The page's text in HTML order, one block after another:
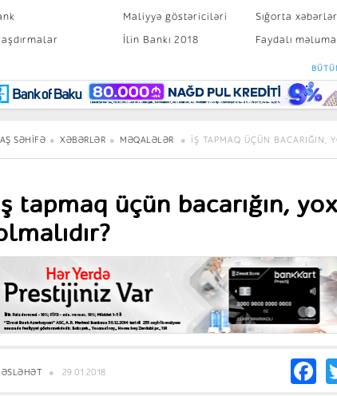
Maliyyə göstəriciləri
İlin Bankı 2018
Sığorta
Faydalı
Sığorta
SƏHIFƏ XƏBƏRLƏR MƏQALƏLƏR İŞ TAPMAQ ÜÇÜN BACARIĞIN,
tapmaq üçün bacarığın,
29.01.2018